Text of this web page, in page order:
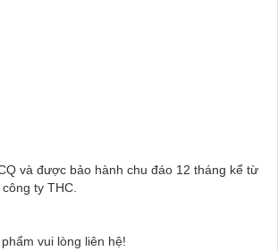
và được bảo hành chu đáo 12 tháng kể từ
ty THC.
vui lòng liên hệ!